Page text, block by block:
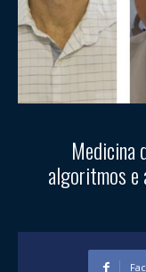
Medicina
algoritmos e